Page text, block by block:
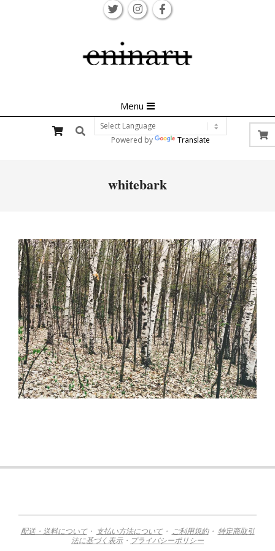
Navigation
Menu
Search
Powered by
Translate
whitebark
11-
配送・送料について・ 支払い方法について・ ご利用規約・ 特定商取引
法に基づく表示・ プライバシーポリシー